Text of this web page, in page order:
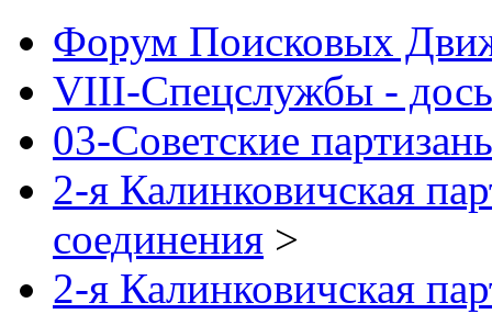
Форум Поисковых
VIII-Спецслужбы -
03-Советские
2-я Калинковичская
соединения >
2-я Калинковичская